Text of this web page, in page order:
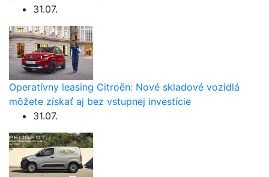
31.07.
Operatívny leasing Citroën: Nové skladové vozidlá
môžete získať aj bez vstupnej investície
31.07.